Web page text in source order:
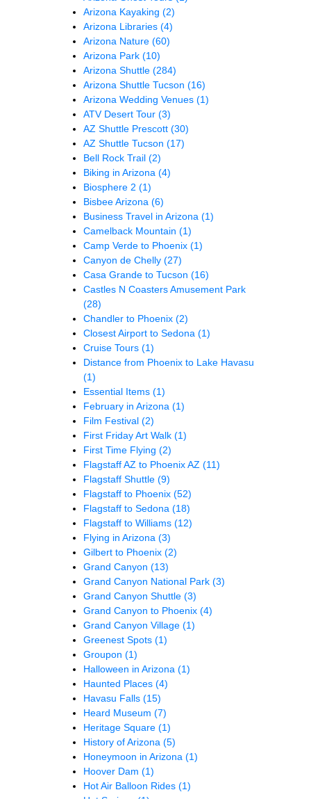
Arizona Kayaking (2)
Arizona Libraries (4)
Arizona Nature (60)
Arizona Park (10)
Arizona Shuttle (284)
Arizona Shuttle Tucson (16)
Arizona Wedding Venues (1)
ATV Desert Tour (3)
AZ Shuttle Prescott (30)
AZ Shuttle Tucson (17)
Bell Rock Trail (2)
Biking in Arizona (4)
Biosphere 2 (1)
Bisbee Arizona (6)
Business Travel in Arizona (1)
Camelback Mountain (1)
Camp Verde to Phoenix (1)
Canyon de Chelly (27)
Casa Grande to Tucson (16)
Castles N Coasters Amusement Park
(28)
Chandler to Phoenix (2)
Closest Airport to Sedona (1)
Cruise Tours (1)
Distance from Phoenix to Lake Havasu
(1)
Essential Items (1)
February in Arizona (1)
Film Festival (2)
First Friday Art Walk (1)
First Time Flying (2)
Flagstaff AZ to Phoenix AZ (11)
Flagstaff Shuttle (9)
Flagstaff to Phoenix (52)
Flagstaff to Sedona (18)
Flagstaff to Williams (12)
Flying in Arizona (3)
Gilbert to Phoenix (2)
Grand Canyon (13)
Grand Canyon National Park (3)
Grand Canyon Shuttle (3)
Grand Canyon to Phoenix (4)
Grand Canyon Village (1)
Greenest Spots (1)
Groupon (1)
Halloween in Arizona (1)
Haunted Places (4)
Havasu Falls (15)
Heard Museum (7)
Heritage Square (1)
History of Arizona (5)
Honeymoon in Arizona (1)
Hoover Dam (1)
Hot Air Balloon Rides (1)